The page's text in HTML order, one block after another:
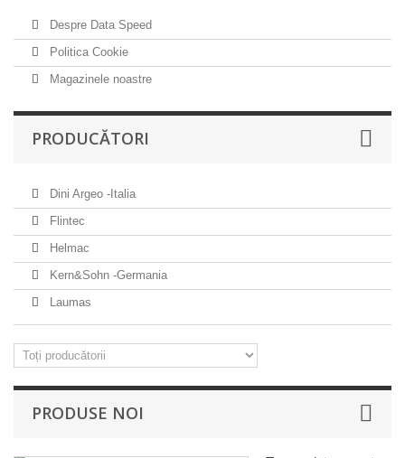
Despre Data Speed
Politica Cookie
Magazinele noastre
PRODUCĂTORI
Dini Argeo -Italia
Flintec
Helmac
Kern&Sohn -Germania
Laumas
PRODUSE NOI